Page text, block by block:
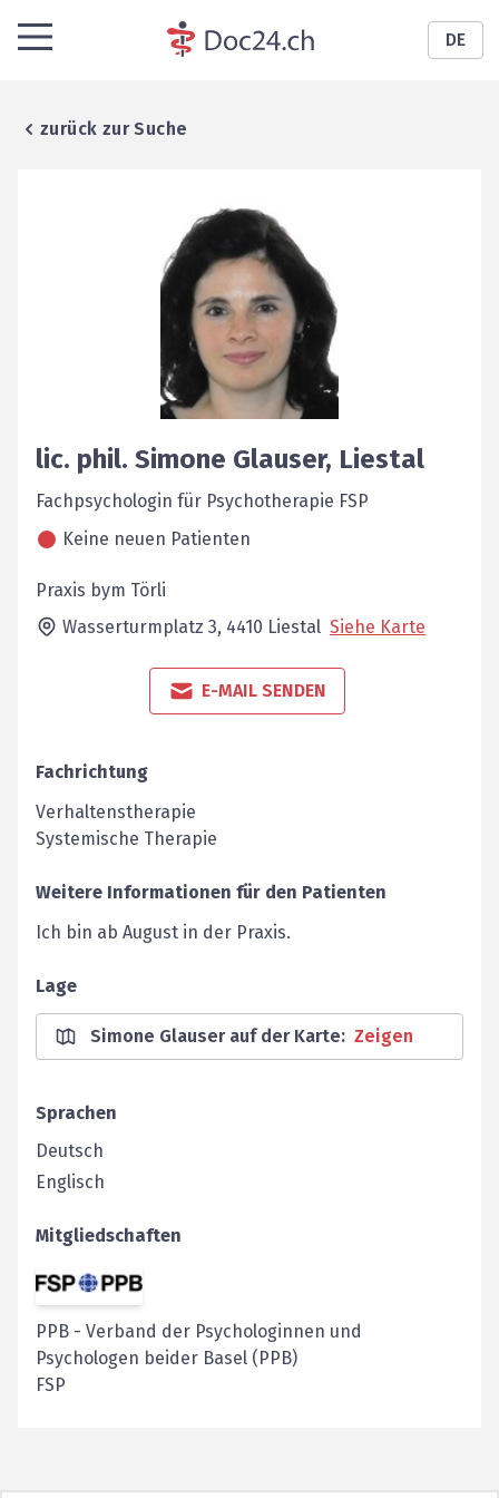
DE
zurück zur Suche
lic. phil. Simone Glauser, Liestal
Fachpsychologin für Psychotherapie FSP
Keine neuen Patienten
Praxis bym Törli
Wasserturmplatz 3, 4410 Liestal Siehe Karte
E-MAIL SENDEN
Fachrichtung
Verhaltenstherapie
Systemische Therapie
Weitere Informationen für den Patienten
Ich bin ab August in der Praxis.
Lage
Simone Glauser auf der Karte: Zeigen
Sprachen
Deutsch
Englisch
Mitgliedschaften
PPB - Verband der Psychologinnen und
Psychologen beider Basel (PPB)
FSP